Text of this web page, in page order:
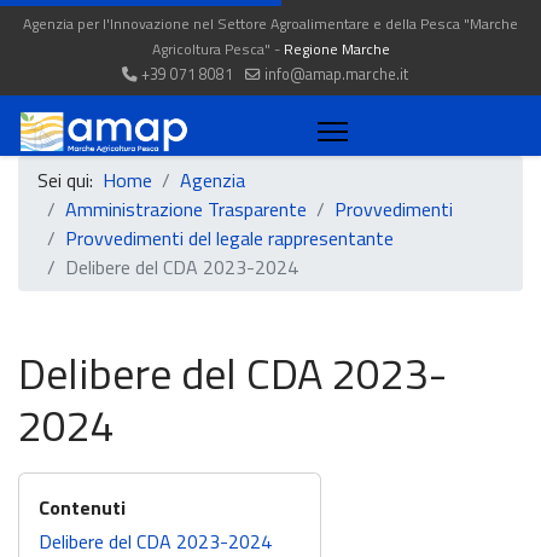
Agenzia per l'Innovazione nel Settore Agroalimentare e della Pesca "Marche
Agricoltura Pesca" - Regione Marche
+39 071 8081
info@amap.marche.it
Sei qui: Home
Agenzia
Amministrazione Trasparente
Provvedimenti
Provvedimenti del legale rappresentante
Delibere del CDA 2023-2024
Delibere del CDA 2023-
2024
Delibere del CDA 2023-2024